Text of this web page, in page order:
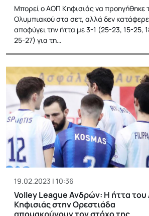
Μπορεί ο ΑΟΠ Κηφισιάς να προηγήθηκε
Ολυμπιακού στα σετ, αλλά δεν
αποφύγει την ήττα με 3-1 (25-23, 15-25,
25-27) για τη…
19.02.2023 | 10:36
Volley League Ανδρών: Η ήττα
Κηφισιάς στην Ορεστιάδα
απομακρύνουν τον στόχο της